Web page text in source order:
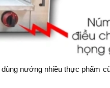
nướng nhiều thực phẩm